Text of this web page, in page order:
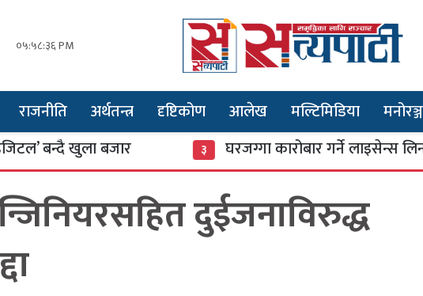
०५:५८:३७ PM
राजनीति अर्थतन्त्र दृष्टिकोण आलेख मल्टिमिडिया
बन्दै खुला बजार घरजग्गा कारोबार गर्ने लाइसेन्स लिन २१
दुईजनाविरुद्ध